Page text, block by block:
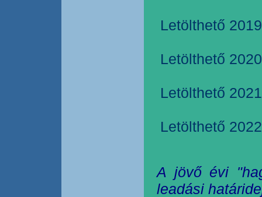
Letölthető
Letölthető
Letölthető
Letölthető
A jövő évi
leadási